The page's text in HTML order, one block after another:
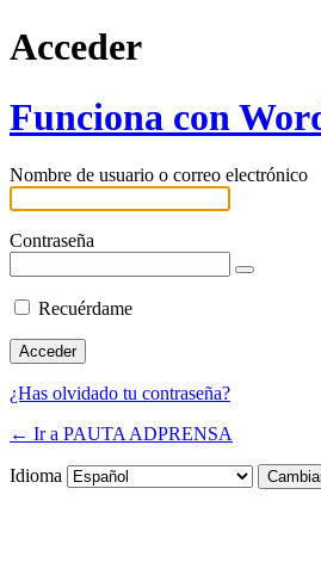
Acceder
Funciona con
Nombre de usuario o correo electrónico
Contraseña
Recuérdame
¿Has olvidado tu contraseña?
← Ir a PAUTA ADPRENSA
Idioma